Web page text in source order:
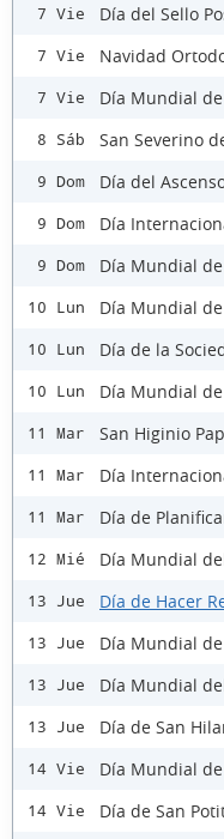
7 Vie Día del Sello
7 Vie Navidad
7 Vie Día Mundial
8 Sáb San Severino
9 Dom Día del
9 Dom Día
9 Dom Día Mundial
10 Lun Día Mundial
10 Lun Día de la
10 Lun Día Mundial
11 Mar San Higinio
11 Mar Día
11 Mar Día de
12 Mié Día Mundial
13 Jue Día de Hacer
13 Jue Día Mundial
13 Jue Día Mundial
13 Jue Día de San
14 Vie Día Mundial
14 Vie Día de San